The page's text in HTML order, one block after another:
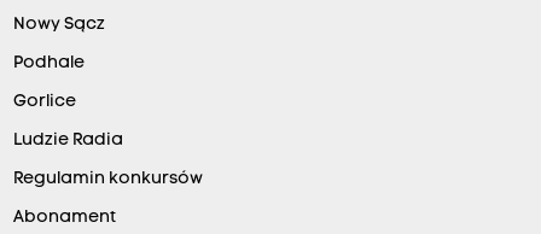
Nowy Sącz
Podhale
Gorlice
Ludzie Radia
Regulamin konkursów
Abonament